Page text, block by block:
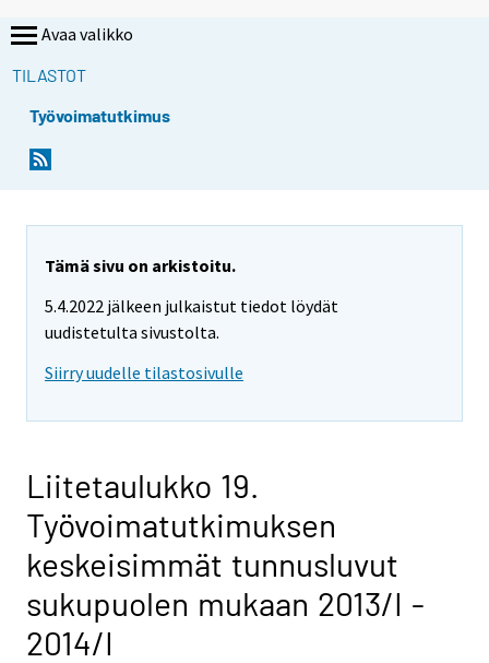
Avaa valikko
TILASTOT
Työvoimatutkimus
Tämä sivu on arkistoitu.
5.4.2022 jälkeen julkaistut tiedot löydät
uudistetulta sivustolta.
Siirry uudelle tilastosivulle
Liitetaulukko 19.
Työvoimatutkimuksen
keskeisimmät tunnusluvut
sukupuolen mukaan 2013/I -
2014/I